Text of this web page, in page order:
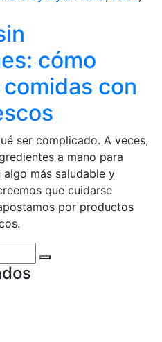
cómo
con
ser complicado. A veces,
a mano para
más saludable y
que cuidarse
por productos